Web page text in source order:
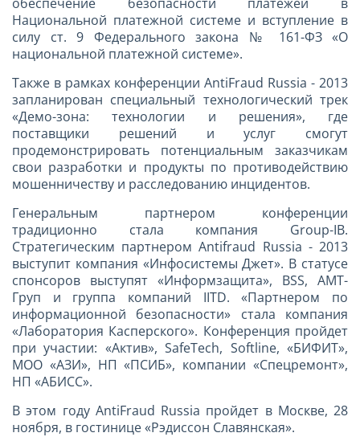
Национальной платежной системе и вступление в
силу ст. 9 Федерального закона № 161-ФЗ «О
национальной платежной системе».
Также в рамках конференции AntiFraud Russia - 2013
запланирован специальный технологический трек
«Демо-зона: технологии и решения», где
поставщики решений и услуг смогут
продемонстрировать потенциальным заказчикам
свои разработки и продукты по противодействию
мошенничеству и расследованию инцидентов.
Генеральным партнером конференции
традиционно стала компания Group-IB.
Стратегическим партнером Antifraud Russia - 2013
выступит компания «Инфосистемы Джет». В статусе
спонсоров выступят «Информзащита», BSS, АМТ-
Груп и группа компаний IITD. «Партнером по
информационной безопасности» стала компания
«Лаборатория Касперского». Конференция пройдет
при участии: «Актив», SafeTech, Softline, «БИФИТ»,
МОО «АЗИ», НП «ПСИБ», компании «Спецремонт»,
НП «АБИСС».
В этом году AntiFraud Russia пройдет в Москве, 28
ноября, в гостинице «Рэдиссон Славянская».